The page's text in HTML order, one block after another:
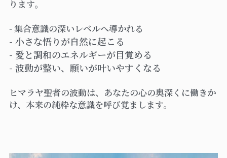
ります。
- 集合意識の深いレベルへ導かれる
- 小さな悟りが自然に起こる
- 愛と調和のエネルギーが目覚める
- 波動が整い、願いが叶いやすくなる
ヒマラヤ聖者の波動は、あなたの心の奥深くに働きか
け、本来の純粋な意識を呼び覚まします。